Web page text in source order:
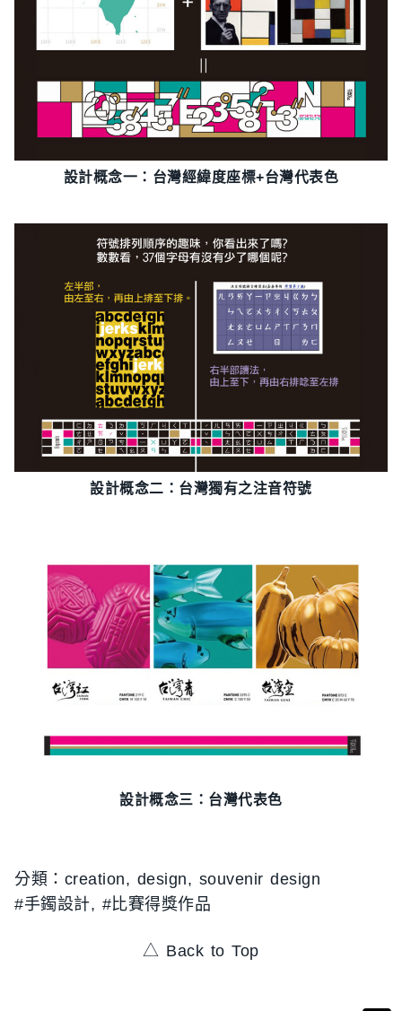
設計概念一：台灣經緯度座標+台灣代表色
設計概念二：台灣獨有之注音符號
設計概念三：台灣代表色
creation, design, souvenir design
手鐲設計, 比賽得獎作品
△ Back to Top